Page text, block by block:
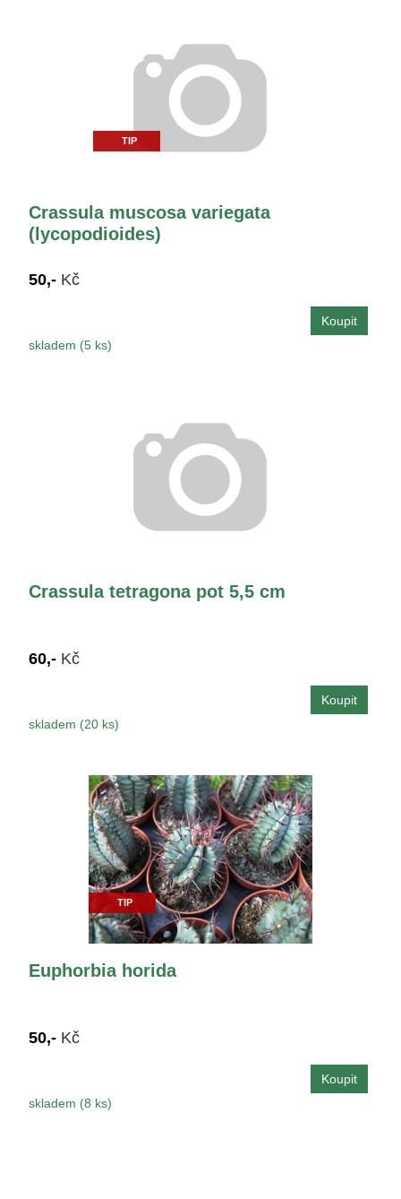
TIP
Crassula muscosa variegata
(lycopodioides)
50,- Kč
skladem (5 ks)
Crassula tetragona pot 5,5 cm
60,- Kč
skladem (20 ks)
TIP
Euphorbia horida
50,- Kč
skladem (8 ks)